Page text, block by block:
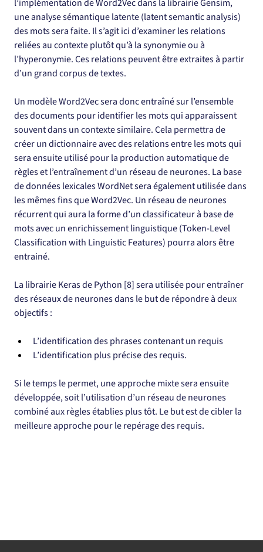
l’implémentation de Word2Vec dans la librairie Gensim,
une analyse sémantique latente (latent semantic analysis)
des mots sera faite. Il s’agit ici d’examiner les relations
reliées au contexte plutôt qu’à la synonymie ou à
l’hyperonymie. Ces relations peuvent être extraites à partir
d’un grand corpus de textes.
Un modèle Word2Vec sera donc entraîné sur l’ensemble
des documents pour identifier les mots qui apparaissent
souvent dans un contexte similaire. Cela permettra de
créer un dictionnaire avec des relations entre les mots qui
sera ensuite utilisé pour la production automatique de
règles et l’entraînement d’un réseau de neurones. La base
de données lexicales WordNet sera également utilisée dans
les mêmes fins que Word2Vec. Un réseau de neurones
récurrent qui aura la forme d’un classificateur à base de
mots avec un enrichissement linguistique (Token-Level
Classification with Linguistic Features) pourra alors être
entrainé.
La librairie Keras de Python [8] sera utilisée pour entraîner
des réseaux de neurones dans le but de répondre à deux
objectifs :
L’identification des phrases contenant un requis
L’identification plus précise des requis.
Si le temps le permet, une approche mixte sera ensuite
développée, soit l’utilisation d’un réseau de neurones
combiné aux règles établies plus tôt. Le but est de cibler la
meilleure approche pour le repérage des requis.